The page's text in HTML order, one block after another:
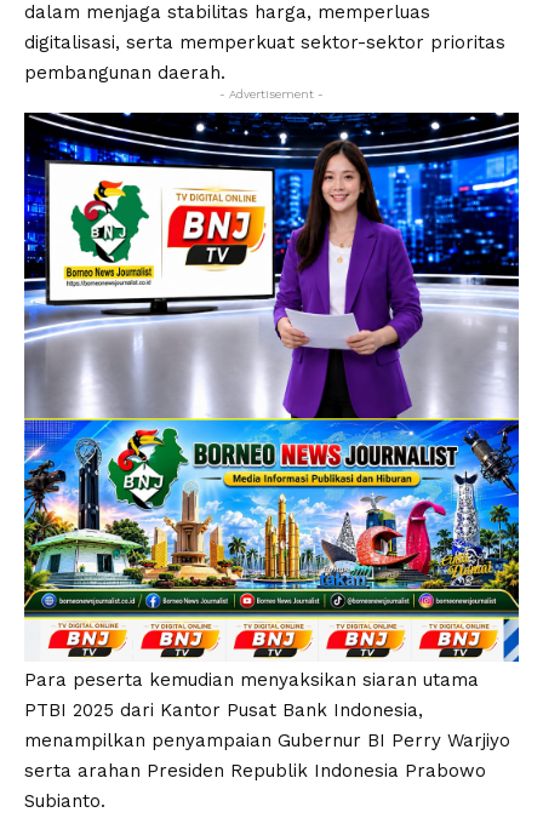
dalam menjaga stabilitas harga, memperluas
digitalisasi, serta memperkuat sektor-sektor prioritas
pembangunan daerah.
- Advertisement -
Para peserta kemudian menyaksikan siaran utama
PTBI 2025 dari Kantor Pusat Bank Indonesia,
menampilkan penyampaian Gubernur BI Perry Warjiyo
serta arahan Presiden Republik Indonesia Prabowo
Subianto.